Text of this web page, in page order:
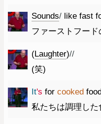
Sounds/ like fast
ファーストフー
(Laughter)//
(笑)
It's for cooked
私たちは調理し